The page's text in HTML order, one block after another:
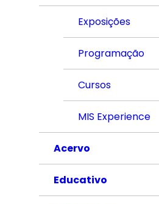
Exposições
Programação
Cursos
MIS Experience
Acervo
Educativo